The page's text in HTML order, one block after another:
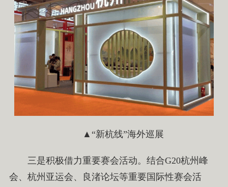
▲“新杭线”海外巡展
三是积极借力重要赛会活动。结合G20杭州峰
会、杭州亚运会、良渚论坛等重要国际性赛会活